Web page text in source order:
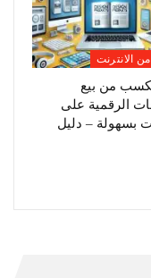
من الانترنت
من بيع
الرقمية على
بسهولة – دليل